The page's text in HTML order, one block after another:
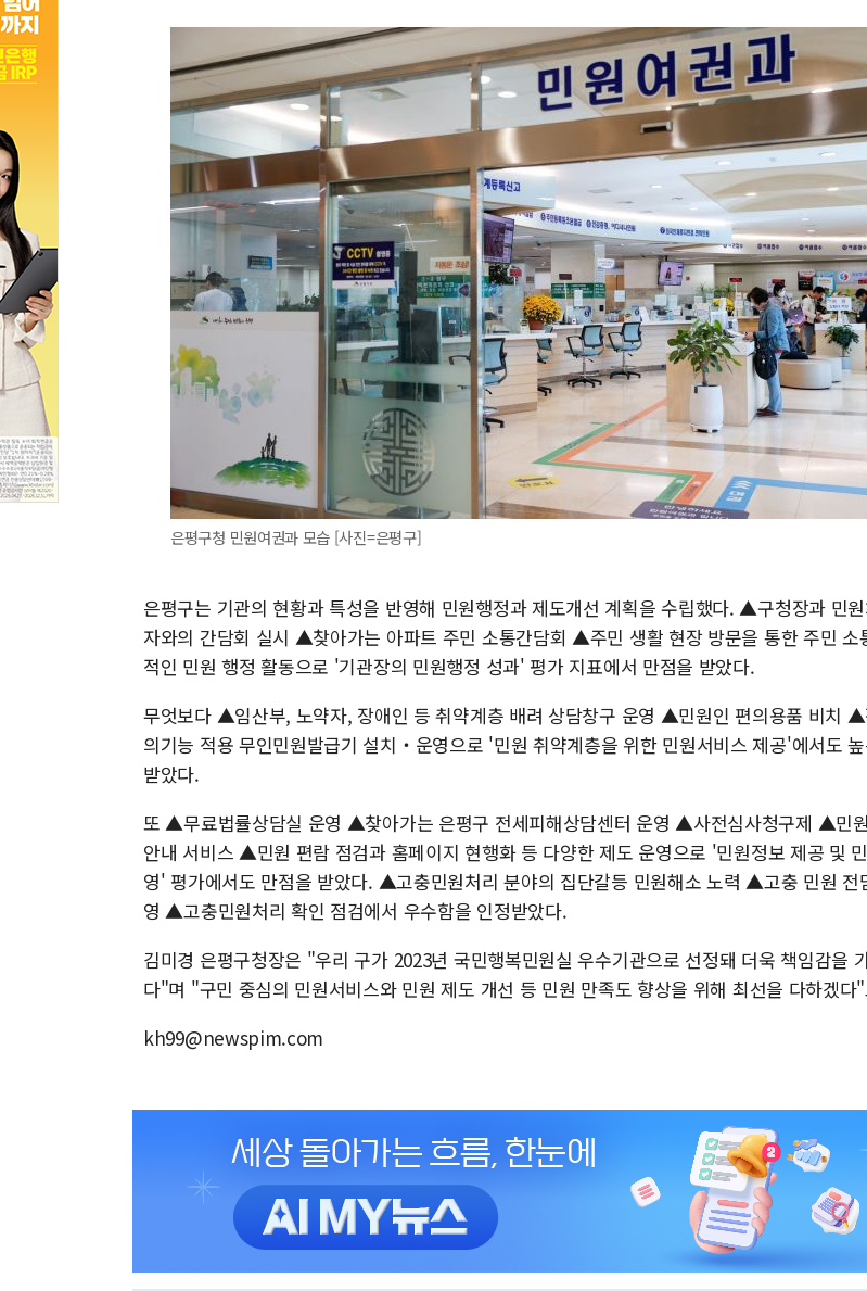
李 대통령, '6시간 마라톤 부동산 2차
트럼프, 中 겨냥 폴리실리콘 관세 15% 부
은평구청 민원여권과 모습 [사진=은평구]
은평구는 기관의 현황과 특성을 반영해 민원행정과 제도개선 계획을 수립했다. ▲구청장과 민
자와의 간담회 실시 ▲찾아가는 아파트 주민 소통간담회 ▲주민 생활 현장 방문을 통한 주민 소
적인 민원 행정 활동으로 '기관장의 민원행정 성과' 평가 지표에서 만점을 받았다.
무엇보다 ▲임산부, 노약자, 장애인 등 취약계층 배려 상담창구 운영 ▲민원인 편의용품 비치 ▲
의기능 적용 무인민원발급기 설치‧운영으로 '민원 취약계층을 위한 민원서비스 제공'에서도
받았다.
또 ▲무료법률상담실 운영 ▲찾아가는 은평구 전세피해상담센터 운영 ▲사전심사청구제 ▲민
안내 서비스 ▲민원 편람 점검과 홈페이지 현행화 등 다양한 제도 운영으로 '민원정보 제공 및
영' 평가에서도 만점을 받았다. ▲고충민원처리 분야의 집단갈등 민원해소 노력 ▲고충 민원 전
영 ▲고충민원처리 확인 점검에서 우수함을 인정받았다.
김미경 은평구청장은 "우리 구가 2023년 국민행복민원실 우수기관으로 선정돼 더욱 책임감을
다"며 "구민 중심의 민원서비스와 민원 제도 개선 등 민원 만족도 향상을 위해 최선을 다하겠다
kh99@newspim.com